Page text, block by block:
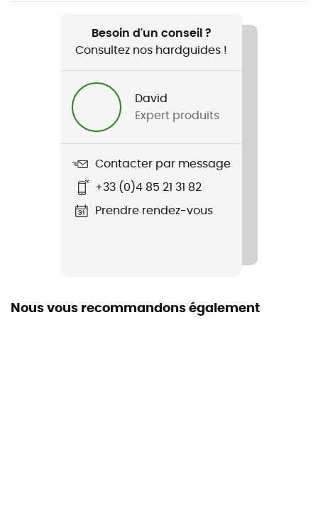
Ski / Sports d'hiver
Nom du produit
Expedition Merino Silk Longs
Origine Européenne Garantie
Besoin d'un conseil ?
Consultez nos hardguides !
David
Expert produits
Contacter par message
+33 (0)4 85 21 31 82
Prendre rendez-vous
Nous vous recommandons également